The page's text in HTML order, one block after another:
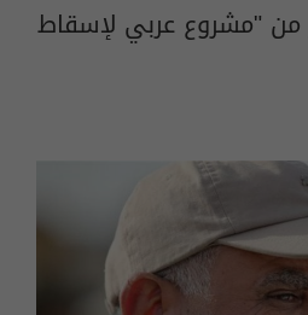
من "مشروع عربي لإسقاط